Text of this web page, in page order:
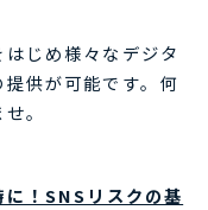
じめ様々なデジタ
供が可能です。何
。
に！SNSリスクの基